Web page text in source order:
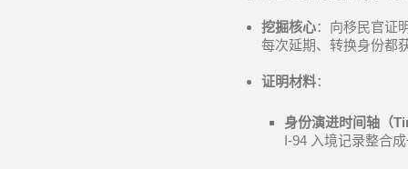
挖掘核心：向移民官证
每次延期、转换身份都
证明材料：
身份演进时间轴（
I-94 入境记录整合